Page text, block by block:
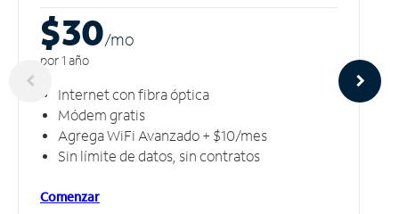
$30/mo
por 1 año
Internet con fibra óptica
Módem gratis
Agrega WiFi Avanzado + $10/mes
Sin límite de datos, sin contratos
Comenzar